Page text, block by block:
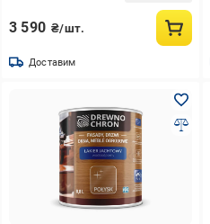
3 590 ₴/шт.
Доставим